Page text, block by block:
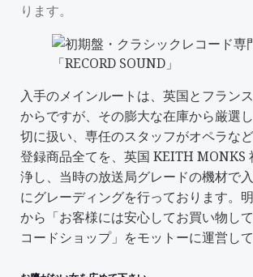
ります。
入手のメインルートは、英国とフラン
からですが、その膨大な在庫から厳選
切に扱い、専任のスタッフがオペラな
登録商品全てを、英国 KEITH MONKS
浄し、当時の放送局グレードの機材で
にグレーディングを行っております。
から「お客様には安心してお買い物し
コードショップ」をモットーに運営して